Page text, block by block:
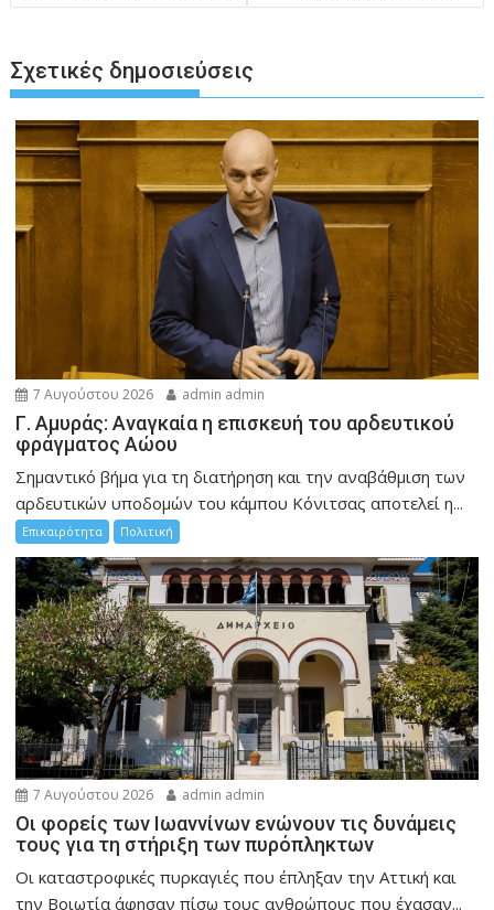
Σχετικές δημοσιεύσεις
7 Αυγούστου 2026 admin admin
Γ. Αμυράς: Αναγκαία η επισκευή του αρδευτικού
φράγματος Αώου
Σημαντικό βήμα για τη διατήρηση και την αναβάθμιση των
αρδευτικών υποδομών του κάμπου Κόνιτσας αποτελεί η...
Επικαιρότητα Πολιτική
7 Αυγούστου 2026 admin admin
Οι φορείς των Ιωαννίνων ενώνουν τις δυνάμεις
τους για τη στήριξη των πυρόπληκτων
Οι καταστροφικές πυρκαγιές που έπληξαν την Αττική και
την Bοιωτία άφησαν πίσω τους ανθρώπους που έχασαν...